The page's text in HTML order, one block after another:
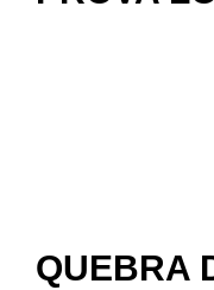
QUEBRA